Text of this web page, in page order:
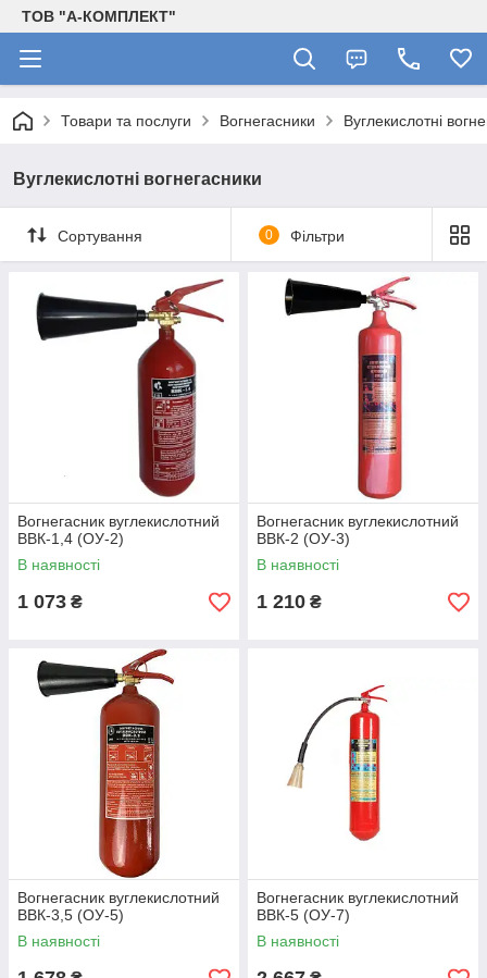
ТОВ "А-КОМПЛЕКТ"
Товари та послуги Вогнегасники Вуглекислотні
Вуглекислотні вогнегасники
Сортування 0 Фільтри
Вогнегасник вуглекислотний
ВВК-1,4 (ОУ-2)
В наявності
1 073 ₴
Вогнегасник вуглекислотний
ВВК-2 (ОУ-3)
В наявності
1 210 ₴
Вогнегасник вуглекислотний
ВВК-3,5 (ОУ-5)
В наявності
Вогнегасник вуглекислотний
ВВК-5 (ОУ-7)
В наявності